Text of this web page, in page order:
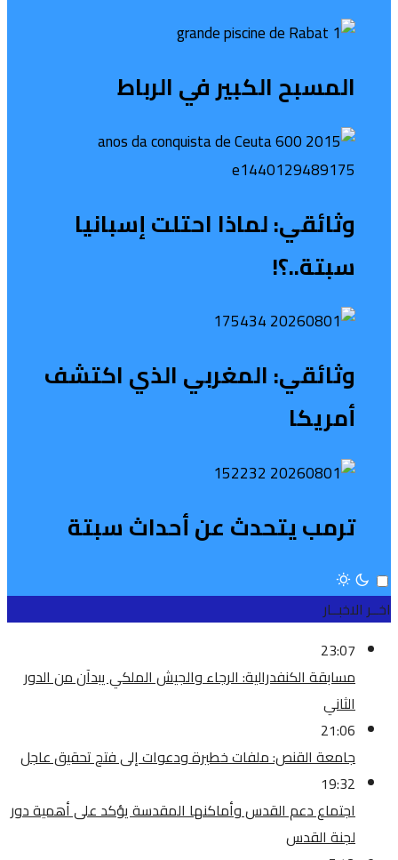
المسبح الكبير في الرباط
وثائقي: لماذا احتلت إسبانيا
سبتة..؟!
وثائقي: المغربي الذي اكتشف
أمريكا
ترمب يتحدث عن أحداث سبتة
اخــر الاخبــار
23:07
مسابقة الكنفدرالية: الرجاء والجيش الملكي يبدآن من الدور
الثاني
21:06
جامعة القنص: ملفات خطيرة ودعوات إلى فتح تحقيق عاجل
19:32
اجتماع دعم القدس وأماكنها المقدسة يؤكد على أهمية دور
لجنة القدس